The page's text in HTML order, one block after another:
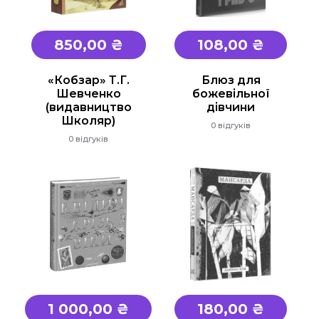
850,00 ₴
«Кобзар» Т.Г.
Шевченко
(видавництво
Школяр)
0 відгуків
108,00 ₴
Блюз для
божевільної
дівчини
0 відгуків
1 000,00 ₴ 180,00 ₴
Підручники
1 клас
2 клас
3 клас
4 клас
Універсальна література для 1-4 класів
Методичні рекомендації, все для
вчителя
Інклюзивне навчання
Таблиці, наочність
Інше
Основна та старша школа